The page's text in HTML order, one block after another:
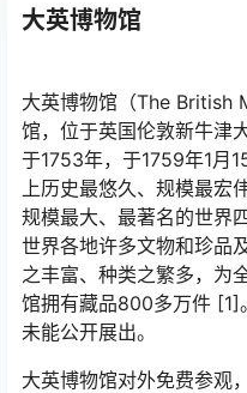
大英博物馆
大英博物馆（The British
馆，位于英国伦敦新牛津
于1753年，于1759年1月
上历史最悠久、规模最宏
规模最大、最著名的世界
世界各地许多文物和珍品
之丰富、种类之繁多，为
馆拥有藏品800多万件 [1]
未能公开展出。
大英博物馆对外免费参观